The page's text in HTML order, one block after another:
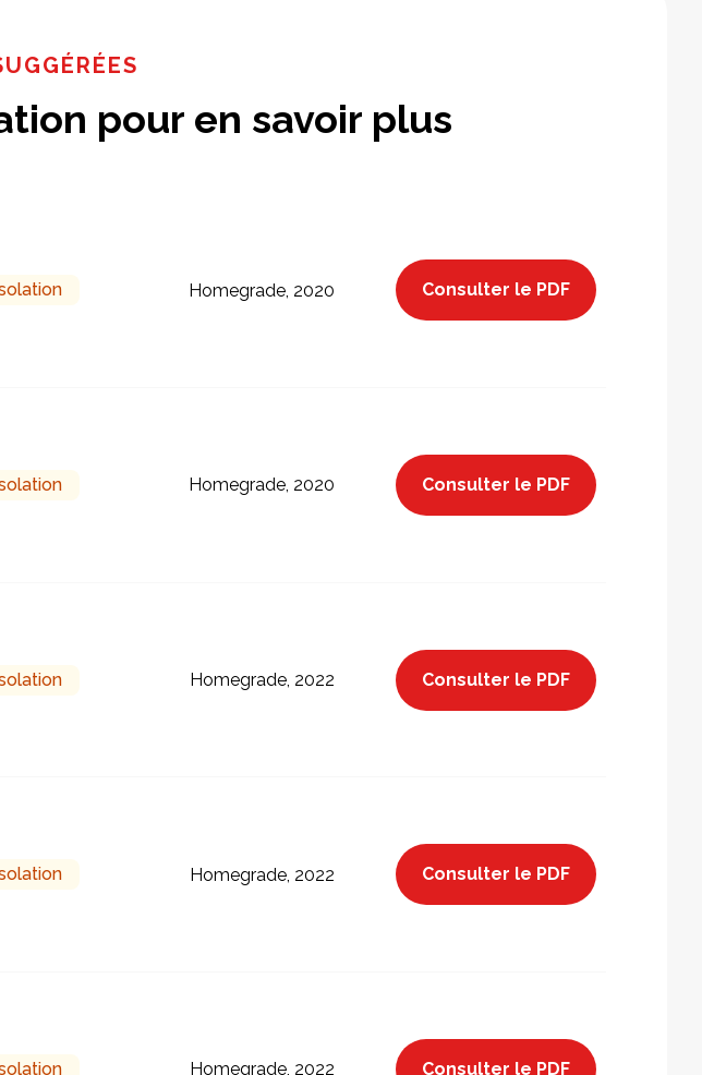
pour en savoir plus
Homegrade, 2020 Consulter le PDF
Homegrade, 2020 Consulter le PDF
Homegrade, 2022 Consulter le PDF
Homegrade, 2022 Consulter le PDF
Homegrade, 2022 Consulter le PDF